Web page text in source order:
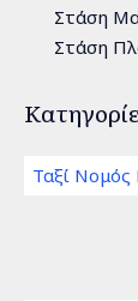
Στάση
Στάση
Ταξί Νομός